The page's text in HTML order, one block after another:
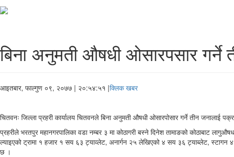
बिना अनुमती औषधी ओसारपसार गर्ने
आइतबार, फाल्गुण ०९, २०७७ | २०:५४:५१ |क्लिक खबर
चितवनः जिल्ला प्रहरी कार्यालय चितवनले बिना अनुमती औषधी ओसारपोसार गर्ने तीन जनालाई
प्रहरीले भरतपुर महानगरपालिका वडा नम्बर ३ मा कोठागरी बस्ने दिनेश तामाङको कोठाबाट
ल्याइएको ट्रामा १ हजार १ सय ६३ ट्याव्लेट, अनार्गन २५ लेखिएको ४ सय ३६ ट्याब्लेट, स्टागन
छ ।